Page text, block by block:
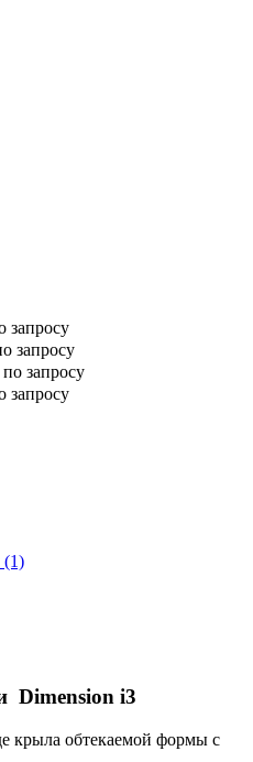
запросу
запросу
запросу
запросу
(1)
Dimension i3
крыла обтекаемой формы с